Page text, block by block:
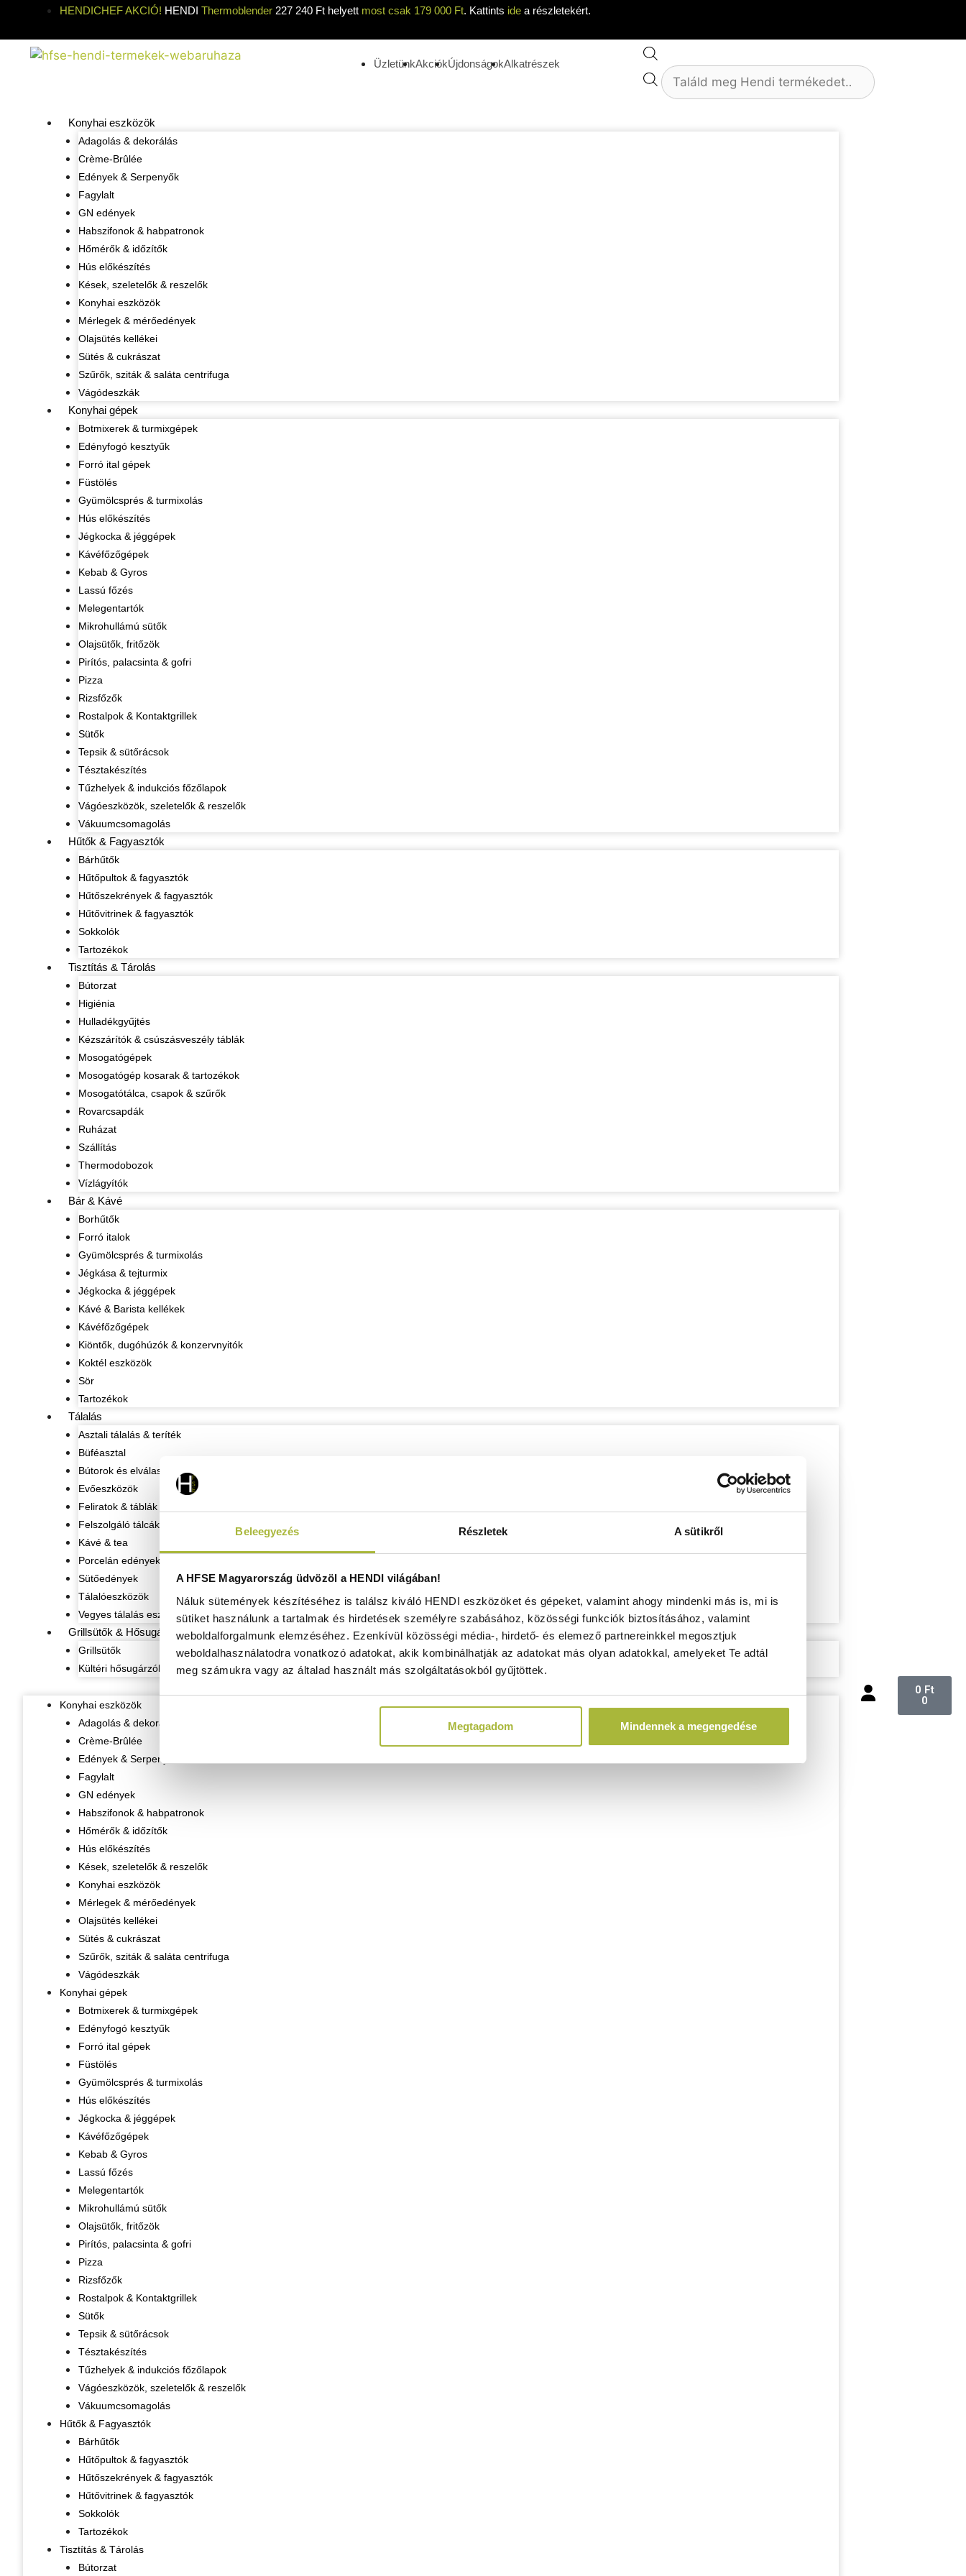
Beleegyezés Részletek A sütikről
A HFSE Magyarország üdvözöl a HENDI világában!
Náluk sütemények készítéséhez is találsz kiváló HENDI eszközöket és gépeket, valamint ahogy mindenki más is, mi is
sütiket használunk a tartalmak és hirdetések személyre szabásához, közösségi funkciók biztosításához, valamint
weboldalforgalmunk elemzéséhez. Ezenkívül közösségi média-, hirdető- és elemező partnereinkkel megosztjuk
weboldalhasználatodra vonatkozó adatokat, akik kombinálhatják az adatokat más olyan adatokkal, amelyeket Te adtál
meg számukra vagy az általad használt más szolgáltatásokból gyűjtöttek.
Megtagadom Mindennek a megengedése
HENDICHEF AKCIÓ! HENDI Thermoblender 227 240 Ft helyett most csak 179 000 Ft. Kattints ide a részletekért.
ÜzletünkAkciókÚjdonságokAlkatrészek
Konyhai eszközök
Adagolás & dekorálás
Crème-Brûlée
Edények & Serpenyők
Fagylalt
GN edények
Habszifonok & habpatronok
Hőmérők & időzítők
Hús előkészítés
Kések, szeletelők & reszelők
Konyhai eszközök
Mérlegek & mérőedények
Olajsütés kellékei
Sütés & cukrászat
Szűrők, sziták & saláta centrifuga
Vágódeszkák
Konyhai gépek
Botmixerek & turmixgépek
Edényfogó kesztyűk
Forró ital gépek
Füstölés
Gyümölcsprés & turmixolás
Hús előkészítés
Jégkocka & jéggépek
Kávéfőzőgépek
Kebab & Gyros
Lassú főzés
Melegentartók
Mikrohullámú sütők
Olajsütők, fritőzök
Pirítós, palacsinta & gofri
Pizza
Rizsfőzők
Rostalpok & Kontaktgrillek
Sütők
Tepsik & sütőrácsok
Tésztakészítés
Tűzhelyek & indukciós főzőlapok
Vágóeszközök, szeletelők & reszelők
Vákuumcsomagolás
Hűtők & Fagyasztók
Bárhűtők
Hűtőpultok & fagyasztók
Hűtőszekrények & fagyasztók
Hűtővitrinek & fagyasztók
Sokkolók
Tartozékok
Tisztítás & Tárolás
Bútorzat
Higiénia
Hulladékgyűjtés
Kézszárítók & csúszásveszély táblák
Mosogatógépek
Mosogatógép kosarak & tartozékok
Mosogatótálca, csapok & szűrők
Rovarcsapdák
Ruházat
Szállítás
Thermodobozok
Vízlágyítók
Bár & Kávé
Borhűtők
Forró italok
Gyümölcsprés & turmixolás
Jégkása & tejturmix
Jégkocka & jéggépek
Kávé & Barista kellékek
Kávéfőzőgépek
Kiöntők, dugóhúzók & konzervnyitók
Koktél eszközök
Sör
Tartozékok
Tálalás
Asztali tálalás & teríték
Büféasztal
Bútorok és elválasztó oszlopok
Evőeszközök
Feliratok & táblák
Felszolgáló tálcák
Kávé & tea
Porcelán edények
Sütőedények
Tálalóeszközök
Vegyes tálalás eszközök
Grillsütők & Hősugárzók
Grillsütők
Kültéri hősugárzók
Konyhai eszközök
Adagolás & dekorálás
Crème-Brûlée
Edények & Serpenyők
Fagylalt
GN edények
Habszifonok & habpatronok
Hőmérők & időzítők
Hús előkészítés
Kések, szeletelők & reszelők
Konyhai eszközök
Mérlegek & mérőedények
Olajsütés kellékei
Sütés & cukrászat
Szűrők, sziták & saláta centrifuga
Vágódeszkák
Konyhai gépek
Botmixerek & turmixgépek
Edényfogó kesztyűk
Forró ital gépek
Füstölés
Gyümölcsprés & turmixolás
Hús előkészítés
Jégkocka & jéggépek
Kávéfőzőgépek
Kebab & Gyros
Lassú főzés
Melegentartók
Mikrohullámú sütők
Olajsütők, fritőzök
Pirítós, palacsinta & gofri
Pizza
Rizsfőzők
Rostalpok & Kontaktgrillek
Sütők
Tepsik & sütőrácsok
Tésztakészítés
Tűzhelyek & indukciós főzőlapok
Vágóeszközök, szeletelők & reszelők
Vákuumcsomagolás
Hűtők & Fagyasztók
Bárhűtők
Hűtőpultok & fagyasztók
Hűtőszekrények & fagyasztók
Hűtővitrinek & fagyasztók
Sokkolók
Tartozékok
Tisztítás & Tárolás
Bútorzat
0 Ft
0